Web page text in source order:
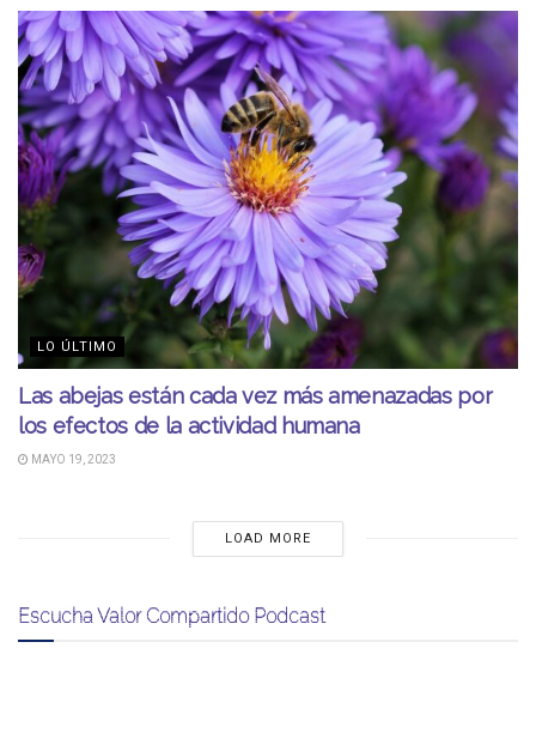
LO ÚLTIMO
Las abejas están cada vez más amenazadas por
los efectos de la actividad humana
MAYO 19, 2023
LOAD MORE
Escucha Valor Compartido Podcast